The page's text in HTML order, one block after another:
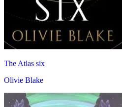
The Atlas six
Olivie Blake